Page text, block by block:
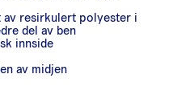
av resirkulert polyester i
del av ben
innside
av midjen